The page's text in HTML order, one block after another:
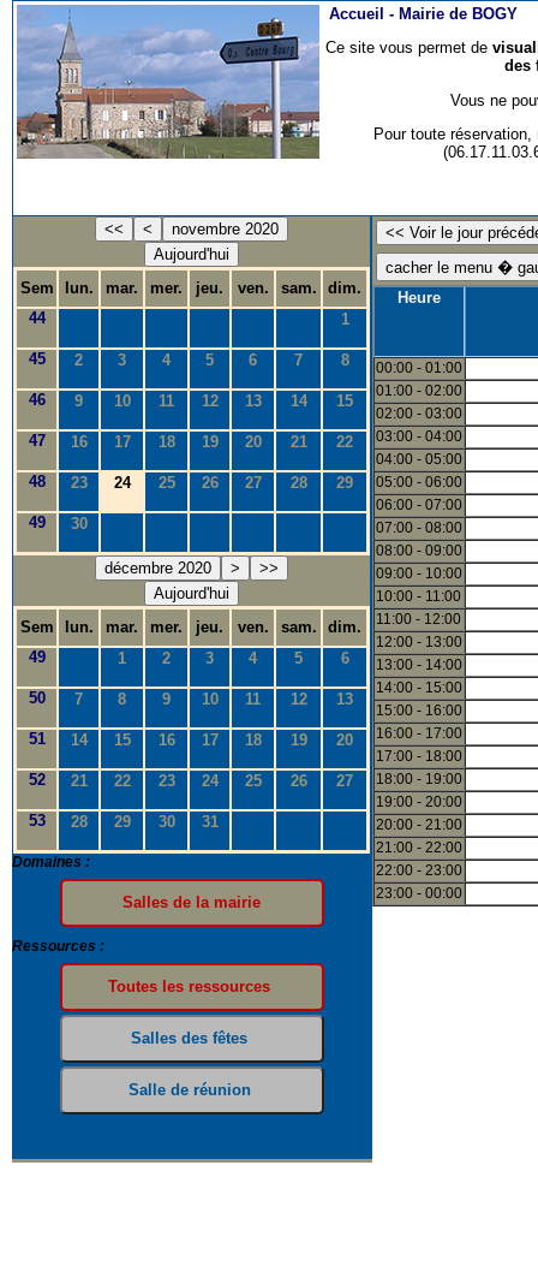
Accueil - Mairie de BOGY
Ce site vous permet de
des
Vous ne
Pour toute
<< <
novembre 2020
Aujourd'hui
Sem
lun. mar. mer. jeu. ven. sam.
dim.
44
1
45 2 3 4 5 6 7 8
46 9 10 11 12 13 14 15
47 16 17 18 19 20 21 22
48 23 24 25 26 27 28 29
49 30
décembre 2020 >
>>
Aujourd'hui
Sem
lun. mar. mer. jeu. ven. sam.
dim.
49
1 2 3 4 5 6
50 7 8 9 10 11 12 13
51 14 15 16 17 18 19 20
52 21 22 23 24 25 26 27
53 28 29 30 31
Domaines :
Ressources :
Heure
00:00 - 01:00
01:00 - 02:00
02:00 - 03:00
03:00 - 04:00
04:00 - 05:00
05:00 - 06:00
06:00 - 07:00
07:00 - 08:00
08:00 - 09:00
09:00 - 10:00
10:00 - 11:00
11:00 - 12:00
12:00 - 13:00
13:00 - 14:00
14:00 - 15:00
15:00 - 16:00
16:00 - 17:00
17:00 - 18:00
18:00 - 19:00
19:00 - 20:00
20:00 - 21:00
21:00 - 22:00
22:00 - 23:00
23:00 - 00:00